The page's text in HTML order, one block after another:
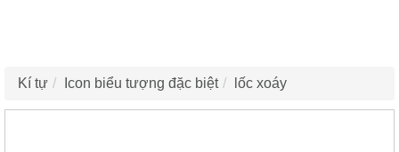
Kí tự Icon biểu tượng đặc biệt lốc xoáy